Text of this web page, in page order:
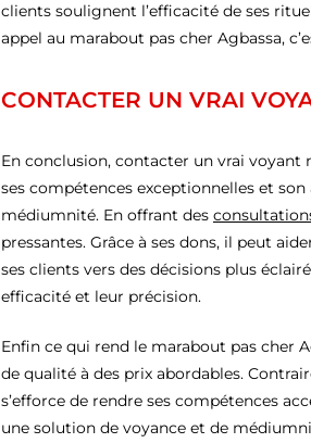
clients soulignent l’efficacité de ses
appel au marabout pas cher Agbassa,
CONTACTER UN VRAI
En conclusion, contacter un vrai voyant
ses compétences exceptionnelles et
médiumnité. En offrant des
pressantes. Grâce à ses dons, il peut
ses clients vers des décisions plus
efficacité et leur précision.
Enfin ce qui rend le marabout pas cher
de qualité à des prix abordables.
s’efforce de rendre ses compétences
une solution de voyance et de